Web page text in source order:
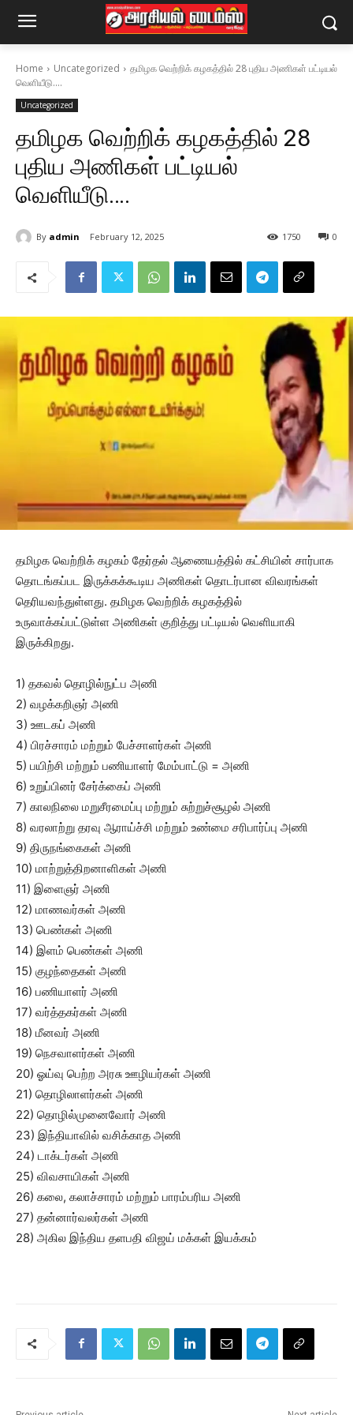
Home Uncategorized
தமிழக வெற்றிக் கழகத்தில் 28 புதிய அணிகள் பட்டியல்
வெளியீடு....
Uncategorized
தமிழக வெற்றிக் கழகத்தில் 28
புதிய அணிகள் பட்டியல்
வெளியீடு….
By admin February 12, 2025 0
1750
தமிழக வெற்றிக் கழகம் தேர்தல் ஆணையத்தில் கட்சியின் சார்பாக
தொடங்கப்பட இருக்கக்கூடிய அணிகள் தொடர்பான விவரங்கள்
தெரியவந்துள்ளது. தமிழக வெற்றிக் கழகத்தில்
உருவாக்கப்பட்டுள்ள அணிகள் குறித்து பட்டியல் வெளியாகி
இருக்கிறது.
1) தகவல் தொழில்நுட்ப அணி
2) வழக்கறிஞர் அணி
3) ஊடகப் அணி
4) பிரச்சாரம் மற்றும் பேச்சாளர்கள் அணி
5) பயிற்சி மற்றும் பணியாளர் மேம்பாட்டு = அணி
6) உறுப்பினர் சேர்க்கைப் அணி
7) காலநிலை மறுசீரமைப்பு மற்றும் சுற்றுச்சூழல் அணி
8) வரலாற்று தரவு ஆராய்ச்சி மற்றும் உண்மை சரிபார்ப்பு அணி
9) திருநங்கைகள் அணி
10) மாற்றுத்திறனாளிகள் அணி
11) இளைஞர் அணி
12) மாணவர்கள் அணி
13) பெண்கள் அணி
14) இளம் பெண்கள் அணி
15) குழந்தைகள் அணி
16) பணியாளர் அணி
17) வர்த்தகர்கள் அணி
18) மீனவர் அணி
19) நெசவாளர்கள் அணி
20) ஓய்வு பெற்ற அரசு ஊழியர்கள் அணி
21) தொழிலாளர்கள் அணி
22) தொழில்முனைவோர் அணி
23) இந்தியாவில் வசிக்காத அணி
24) டாக்டர்கள் அணி
25) விவசாயிகள் அணி
26) கலை, கலாச்சாரம் மற்றும் பாரம்பரிய அணி
27) தன்னார்வலர்கள் அணி
28) அகில இந்திய தளபதி விஜய் மக்கள் இயக்கம்